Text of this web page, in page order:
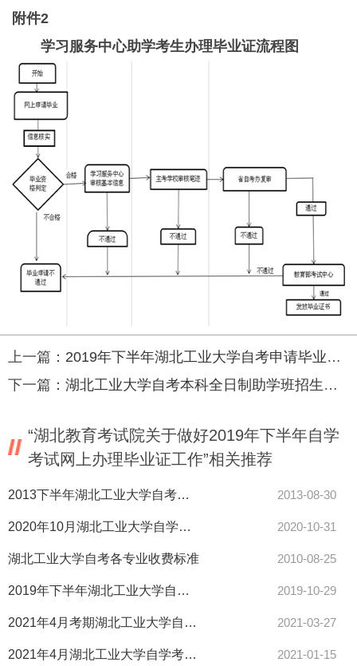
附件2
学习服务中心助学考生办理毕业证流程图
上一篇： 2019年下半年湖北工业大学自考申请毕业的步骤
下一篇： 湖北工业大学自考本科全日制助学班招生简章
“湖北教育考试院关于做好2019年下半年自学
考试网上办理毕业证工作”相关推荐
2013下半年湖北工业大学自考转考申请登记表 2013-08-30
2020年10月湖北工业大学自学考试成绩公布及复查事项的通知 2020-10-31
湖北工业大学自考各专业收费标准 2010-08-25
2019年下半年湖北工业大学自考实践环节考核考场安排通知 2019-10-29
2021年4月考期湖北工业大学自学考试学业综合评价（网络助学综合测评）赴考须知 2021-03-27
2021年4月湖北工业大学自学考试网上报名须知：报名入口1月5日开通 2021-01-15